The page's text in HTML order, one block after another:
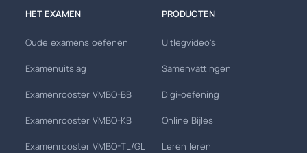
HET EXAMEN
Oude examens oefenen
Examenuitslag
Examenrooster VMBO-BB
Examenrooster VMBO-KB
Examenrooster VMBO-TL/GL
PRODUCTEN
Uitlegvideo's
Samenvattingen
Digi-oefening
Online Bijles
Leren leren